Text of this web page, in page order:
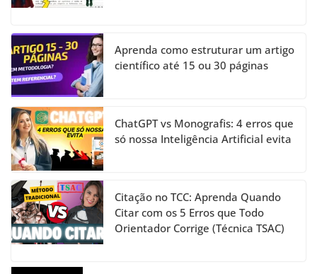
Aprenda como estruturar um artigo
científico até 15 ou 30 páginas
ChatGPT vs Monografis: 4 erros que
só nossa Inteligência Artificial evita
Citação no TCC: Aprenda Quando
Citar com os 5 Erros que Todo
Orientador Corrige (Técnica TSAC)